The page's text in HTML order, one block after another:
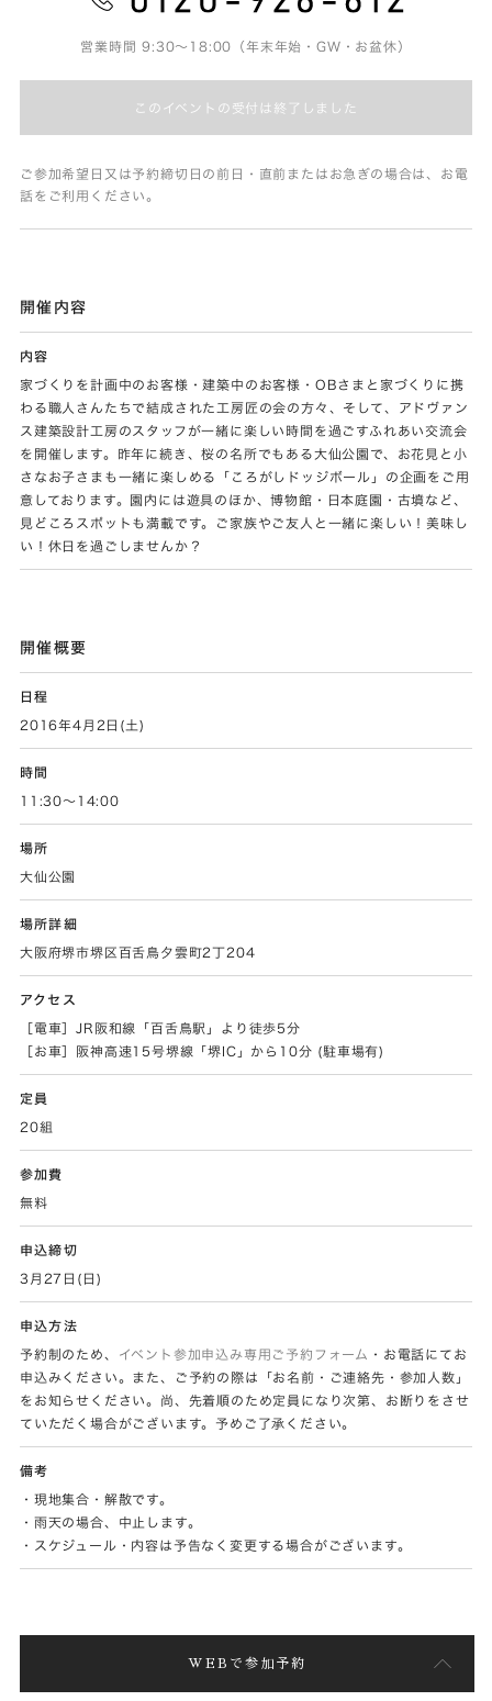
営業時間 9:30～18:00（年末年始・GW・お盆休）
このイベントの受付は終了しました
ご参加希望日又は予約締切日の前日・直前またはお急ぎの場合は、お電
話をご利用ください。
開催内容
内容
家づくりを計画中のお客様・建築中のお客様・OBさまと家づくりに携
わる職人さんたちで結成された工房匠の会の方々、そして、アドヴァン
ス建築設計工房のスタッフが一緒に楽しい時間を過ごすふれあい交流会
を開催します。昨年に続き、桜の名所でもある大仙公園で、お花見と小
さなお子さまも一緒に楽しめる「ころがしドッジボール」の企画をご用
意しております。園内には遊具のほか、博物館・日本庭園・古墳など、
見どころスポットも満載です。ご家族やご友人と一緒に楽しい！美味し
い！休日を過ごしませんか？
開催概要
日程
2016年4月2日(土)
時間
11:30〜14:00
場所
大仙公園
場所詳細
大阪府堺市堺区百舌鳥夕雲町2丁204
アクセス
［電車］JR阪和線「百舌鳥駅」より徒歩5分
［お車］阪神高速15号堺線「堺IC」から10分 (駐車場有)
定員
20組
参加費
無料
申込締切
3月27日(日)
申込方法
予約制のため、 イベント参加申込み専用ご予約フォーム
・お電話にてお
申込みください。また、ご予約の際は「お名前・ご連絡先・参加人数」
をお知らせください。尚、先着順のため定員になり次第、お断りをさせ
ていただく場合がございます。予めご了承ください。
備考
・現地集合・解散です。
・雨天の場合、中止します。
・スケジュール・内容は予告なく変更する場合がございます。
WEBで参加予約